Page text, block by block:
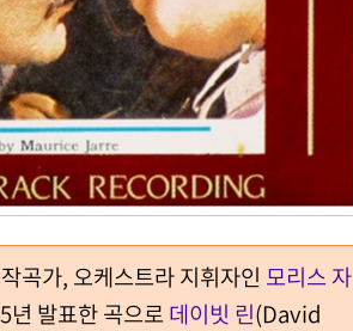
곡가, 오케스트라 지휘자인 모리스 자
발표한 곡으로데이빗 린(David